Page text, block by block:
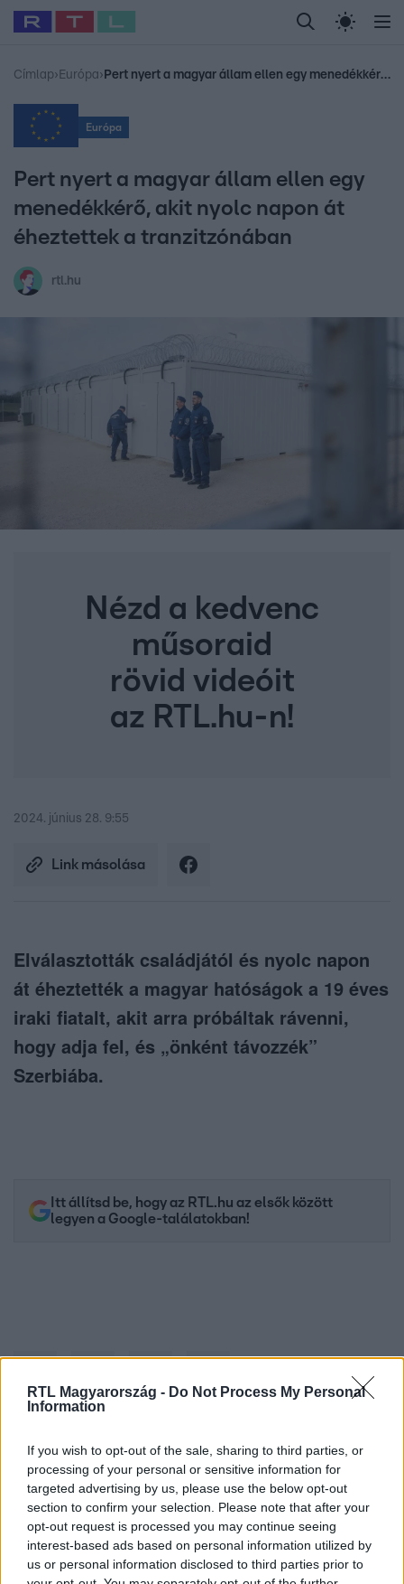
RTL Magyarország - Do Not Process My Personal
Information
If you wish to opt-out of the sale, sharing to third parties, or
processing of your personal or sensitive information for
targeted advertising by us, please use the below opt-out
section to confirm your selection. Please note that after your
opt-out request is processed you may continue seeing
interest-based ads based on personal information utilized by
us or personal information disclosed to third parties prior to
Legfrissebb RTL Híradó Randi Celeb vagyok,
Babits Marcella Most Wanted Gallusz
Címlap› Európa› Pert nyert a magyar állam ellen egy menedékkérő, akit nyolc napon át éheztettek a tranzitzónában
Európa
Pert nyert a magyar állam ellen egy
menedékkérő, akit nyolc napon át
éheztettek a tranzitzónában
rtl.hu
Nézd a kedvenc
műsoraid
rövid videóit
az RTL.hu-n!
2024. június 28. 9:55
Link másolása
Elválasztották családjától és nyolc napon
át éheztették a magyar hatóságok a 19 éves
iraki fiatalt, akit arra próbáltak rávenni,
hogy adja fel, és „önként távozzék”
Szerbiába.
Itt állítsd be, hogy az RTL.hu az elsők között
legyen a Google-találatokban!
Kövess minket, és értesülj a friss hírekről a
Facebookon is!
Követem